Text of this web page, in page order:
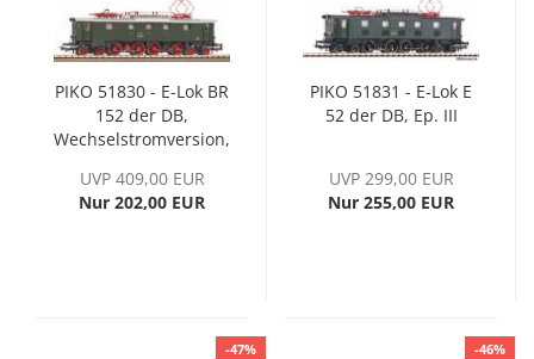
PIKO 51830 - E-Lok BR
152 der DB,
Wechselstromversion,
Sound-Decoder
UVP 409,00 EUR
Nur 202,00 EUR
PIKO 51831 - E-Lok E
52 der DB, Ep. III
UVP 299,00 EUR
Nur 255,00 EUR
-47% -46%